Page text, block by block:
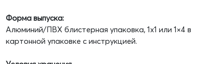
Форма выпуска:
Алюминий/ПВХ блистерная упаковка, 1х1 или 1×4 в
картонной упаковке с инструкцией.